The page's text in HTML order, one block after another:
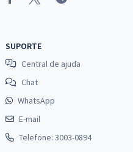
SUPORTE
Central de ajuda
Chat
WhatsApp
E-mail
Telefone: 3003-0894